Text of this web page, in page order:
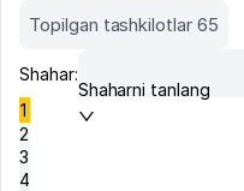
Topilgan tashkilotlar 65
Shahar:
Shaharni tanlang
1
2
3
4